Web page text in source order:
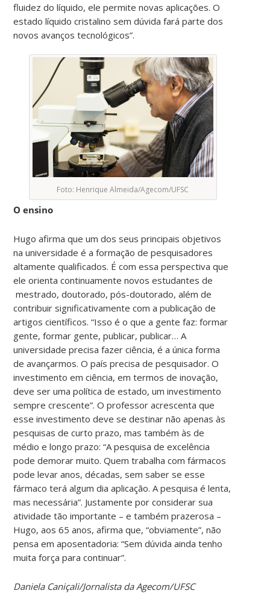
fluidez do líquido, ele permite novas aplicações. O
estado líquido cristalino sem dúvida fará parte dos
novos avanços tecnológicos”.
Foto: Henrique Almeida/Agecom/UFSC
O ensino
Hugo afirma que um dos seus principais objetivos
na universidade é a formação de pesquisadores
altamente qualificados. É com essa perspectiva que
ele orienta continuamente novos estudantes de
mestrado, doutorado, pós-doutorado, além de
contribuir significativamente com a publicação de
artigos científicos. “Isso é o que a gente faz: formar
gente, formar gente, publicar, publicar… A
universidade precisa fazer ciência, é a única forma
de avançarmos. O país precisa de pesquisador. O
investimento em ciência, em termos de inovação,
deve ser uma política de estado, um investimento
sempre crescente”. O professor acrescenta que
esse investimento deve se destinar não apenas às
pesquisas de curto prazo, mas também às de
médio e longo prazo: “A pesquisa de excelência
pode demorar muito. Quem trabalha com fármacos
pode levar anos, décadas, sem saber se esse
fármaco terá algum dia aplicação. A pesquisa é lenta,
mas necessária”. Justamente por considerar sua
atividade tão importante – e também prazerosa –
Hugo, aos 65 anos, afirma que, “obviamente”, não
pensa em aposentadoria: “Sem dúvida ainda tenho
muita força para continuar”.
Daniela Caniçali/Jornalista da Agecom/UFSC